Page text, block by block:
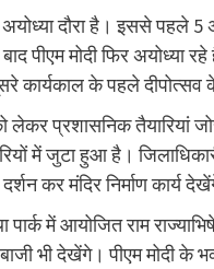
दौरा है। इससे पहले 5
पीएम मोदी फिर अयोध्या
कार्यकाल के पहले दीपोत्सव
प्रशासनिक तैयारियां
में जुटा हुआ है।
कर मंदिर निर्माण कार्य
में आयोजित राम
भी देखेंगे। पीएम मोदी के